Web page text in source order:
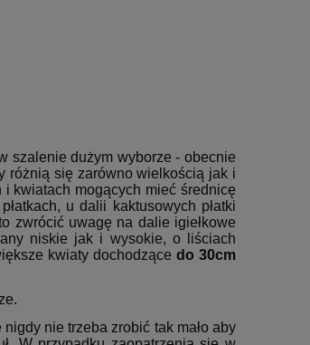
szalenie dużym wyborze - obecnie
różnią się zarówno wielkością jak i
i kwiatach mogących mieć średnicę
u dalii kaktusowych płatki
zwrócić uwagę na dalie igiełkowe
niskie jak i wysokie, o liściach
kwiaty dochodzącedo 30cm
nie trzeba zrobić tak mało aby